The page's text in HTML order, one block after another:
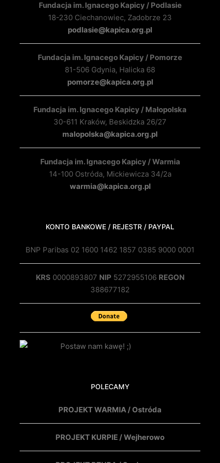
Fundacja im. Ignacego Kapicy / Podlasie
18-230 Ciechanowiec, Zadobrze 23
podlasie@kapica.org.pl
Fundacja im. Ignacego Kapicy / Pomorze
81-506 Gdynia, Halicka 68
pomorze@kapica.org.pl
Fundacja im. Ignacego Kapicy / Małopolska
30-611 Kraków, Beskidzka 26/27
malopolska@kapica.org.pl
Fundacja im. Ignacego Kapicy / Warmia
14-100 Ostróda, Mickiewicza 34/2a
warmia@kapica.org.pl
KONTO BANKOWE / REJESTR / PAYPAL
BNP Paribas 02 1600 1462 1857 0385 9000 0001
KRS 0000893807 NIP 5272955106 REGON
388677182
POLECAMY
PROJEKT WARMIA / Ostróda
PROJEKT KURPIE / Wejherowo